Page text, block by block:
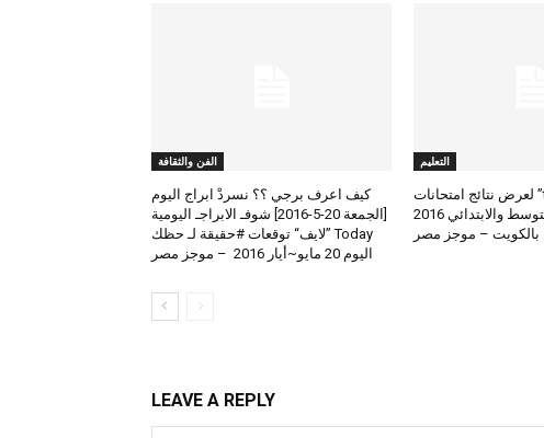
التعليم
موقع “taaleb” لعرض نتائج امتحانات
الطلاب المتوسط والابتدائي 2016
بالكويت – موجز مصر
الفن والثقافة
كيف اعرف برجي ؟؟ نسردْ ابراج اليوم
[الجمعة 20-5-2016] شوفـ الابراجـ اليومية
Today ”لايف“ توقعات #حقيقة لـ حظك
اليوم 20 مايو~أيار 2016 – موجز مصر
LEAVE A REPLY